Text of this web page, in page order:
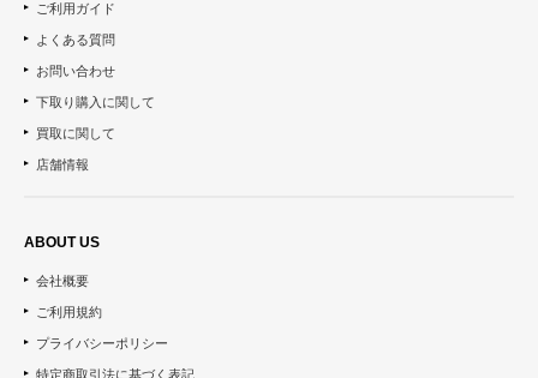
ご利用ガイド
よくある質問
お問い合わせ
下取り購入に関して
買取に関して
店舗情報
ABOUT US
会社概要
ご利用規約
プライバシーポリシー
特定商取引法に基づく表記